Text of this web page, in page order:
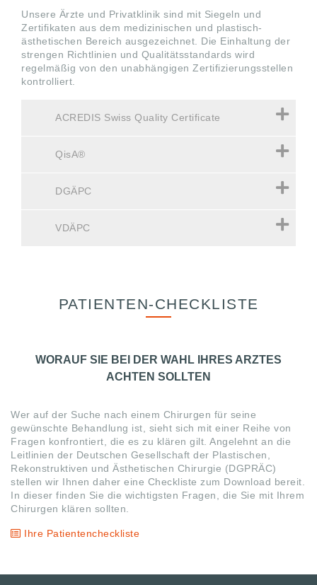
Unsere Ärzte und Privatklinik sind mit Siegeln und
Zertifikaten aus dem medizinischen und plastisch-
ästhetischen Bereich ausgezeichnet. Die Einhaltung der
strengen Richtlinien und Qualitätsstandards wird
regelmäßig von den unabhängigen Zertifizierungsstellen
kontrolliert.
ACREDIS Swiss Quality Certificate
QisA®
DGÄPC
VDÄPC
PATIENTEN-CHECKLISTE
WORAUF SIE BEI DER WAHL IHRES ARZTES
ACHTEN SOLLTEN
Wer auf der Suche nach einem Chirurgen für seine
gewünschte Behandlung ist, sieht sich mit einer Reihe von
Fragen konfrontiert, die es zu klären gilt. Angelehnt an die
Leitlinien der Deutschen Gesellschaft der Plastischen,
Rekonstruktiven und Ästhetischen Chirurgie (DGPRÄC)
stellen wir Ihnen daher eine Checkliste zum Download bereit.
In dieser finden Sie die wichtigsten Fragen, die Sie mit Ihrem
Chirurgen klären sollten.
Ihre Patientencheckliste